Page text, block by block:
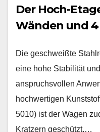
Der Hoch-
Wänden und
Die geschweißte
eine hohe Stabilität
anspruchsvollen
hochwertigen
5010) ist der Wagen
Kratzern geschützt.…